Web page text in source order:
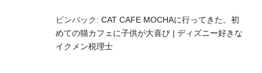
ピンバック: CAT CAFE MOCHAに行ってきた。初
めての猫カフェに子供が大喜び | ディズニー好きな
イクメン税理士